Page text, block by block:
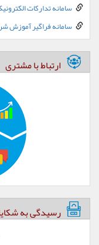
سامانه تدارکات
سامانه فراگیر آموزش
ارتباط با مشتری
رسیدگی به